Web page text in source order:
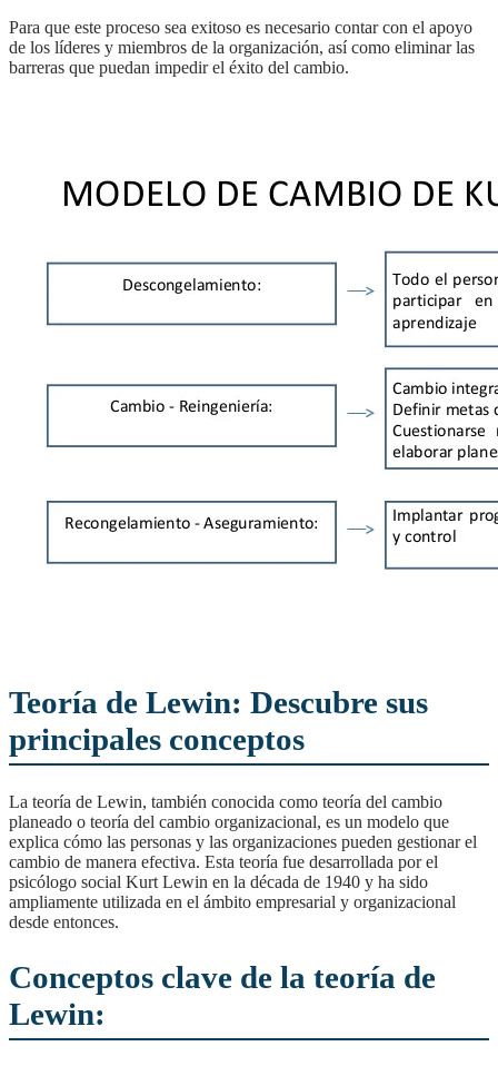
Para que este proceso sea exitoso es necesario contar con el apoyo
de los líderes y miembros de la organización, así como eliminar las
barreras que puedan impedir el éxito del cambio.
Teoría de Lewin: Descubre sus
principales conceptos
La teoría de Lewin, también conocida como teoría del cambio
planeado o teoría del cambio organizacional, es un modelo que
explica cómo las personas y las organizaciones pueden gestionar el
cambio de manera efectiva. Esta teoría fue desarrollada por el
psicólogo social Kurt Lewin en la década de 1940 y ha sido
ampliamente utilizada en el ámbito empresarial y organizacional
desde entonces.
Conceptos clave de la teoría de
Lewin: